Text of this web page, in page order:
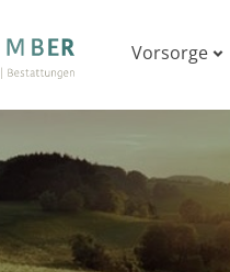
Vorsorge